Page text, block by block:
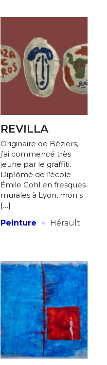
REVILLA
Originaire de Béziers,
j’ai commencé très
jeune par le graffiti.
Diplômé de l’école
Émile Cohl en fresques
murales à Lyon, mon s
[…]
Peinture
· Hérault